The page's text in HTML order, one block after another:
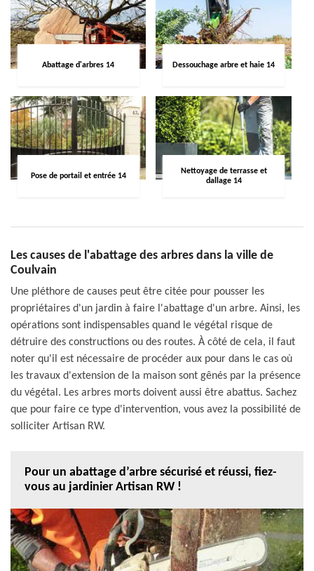
Abattage d'arbres 14 Dessouchage arbre et haie 14
Pose de portail et entrée 14
Nettoyage de terrasse et
dallage 14
Les causes de l'abattage des arbres dans la ville de
Coulvain
Une pléthore de causes peut être citée pour pousser les
propriétaires d'un jardin à faire l'abattage d'un arbre. Ainsi, les
opérations sont indispensables quand le végétal risque de
détruire des constructions ou des routes. À côté de cela, il faut
noter qu'il est nécessaire de procéder aux pour dans le cas où
les travaux d'extension de la maison sont gênés par la présence
du végétal. Les arbres morts doivent aussi être abattus. Sachez
que pour faire ce type d'intervention, vous avez la possibilité de
solliciter Artisan RW.
Pour un abattage d’arbre sécurisé et réussi, fiez-
vous au jardinier Artisan RW !